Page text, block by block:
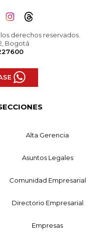
derechos reservados.
Bogotá
Alta Gerencia
Asuntos Legales
Comunidad Empresarial
Directorio Empresarial
Empresas